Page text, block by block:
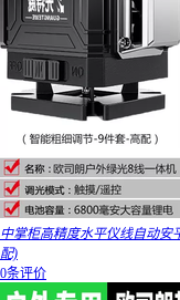
中掌柜高精度水平仪线自动安
配)
0条评价